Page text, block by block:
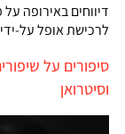
דיווחים באירופה על
לרכישת אופל על-ידי
סיפורים על
וסיטרואן